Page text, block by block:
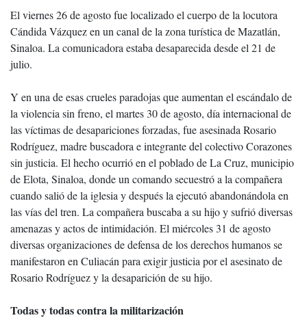
El viernes 26 de agosto fue localizado el cuerpo de la locutora
Cándida Vázquez en un canal de la zona turística de Mazatlán,
Sinaloa. La comunicadora estaba desaparecida desde el 21 de
julio.
Y en una de esas crueles paradojas que aumentan el escándalo de
la violencia sin freno, el martes 30 de agosto, día internacional de
las víctimas de desapariciones forzadas, fue asesinada Rosario
Rodríguez, madre buscadora e integrante del colectivo Corazones
sin justicia. El hecho ocurrió en el poblado de La Cruz, municipio
de Elota, Sinaloa, donde un comando secuestró a la compañera
cuando salió de la iglesia y después la ejecutó abandonándola en
las vías del tren. La compañera buscaba a su hijo y sufrió diversas
amenazas y actos de intimidación. El miércoles 31 de agosto
diversas organizaciones de defensa de los derechos humanos se
manifestaron en Culiacán para exigir justicia por el asesinato de
Rosario Rodríguez y la desaparición de su hijo.
Todas y todas contra la militarización